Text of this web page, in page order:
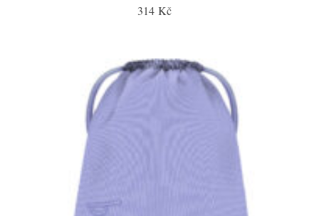
314 Kč